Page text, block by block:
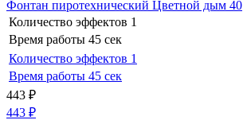
Фонтан пиротехнический Цветной дым 40
Количество эффектов 1
Время работы 45 сек
Количество эффектов 1
Время работы 45 сек
443 ₽
443 ₽